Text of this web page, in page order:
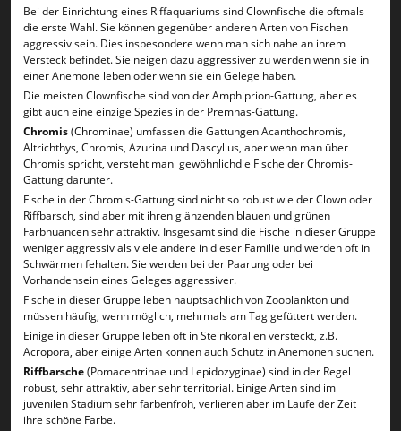
Bei der Einrichtung eines Riffaquariums sind Clownfische die oftmals
die erste Wahl. Sie können gegenüber anderen Arten von Fischen
aggressiv sein. Dies insbesondere wenn man sich nahe an ihrem
Versteck befindet. Sie neigen dazu aggressiver zu werden wenn sie in
einer Anemone leben oder wenn sie ein Gelege haben.
Die meisten Clownfische sind von der Amphiprion-Gattung, aber es
gibt auch eine einzige Spezies in der Premnas-Gattung.
Chromis(Chrominae) umfassen die Gattungen Acanthochromis,
Altrichthys, Chromis, Azurina und Dascyllus, aber wenn man über
Chromis spricht, versteht man gewöhnlichdie Fische der Chromis-
Gattung darunter.
Fische in der Chromis-Gattung sind nicht so robust wie der Clown oder
Riffbarsch, sind aber mit ihren glänzenden blauen und grünen
Farbnuancen sehr attraktiv. Insgesamt sind die Fische in dieser Gruppe
weniger aggressiv als viele andere in dieser Familie und werden oft in
Schwärmen fehalten. Sie werden bei der Paarung oder bei
Vorhandensein eines Geleges aggressiver.
Fische in dieser Gruppe leben hauptsächlich von Zooplankton und
müssen häufig, wenn möglich, mehrmals am Tag gefüttert werden.
Einige in dieser Gruppe leben oft in Steinkorallen versteckt, z.B.
Acropora, aber einige Arten können auch Schutz in Anemonen suchen.
Riffbarsche(Pomacentrinae und Lepidozyginae) sind in der Regel
robust, sehr attraktiv, aber sehr territorial. Einige Arten sind im
juvenilen Stadium sehr farbenfroh, verlieren aber im Laufe der Zeit
ihre schöne Farbe.